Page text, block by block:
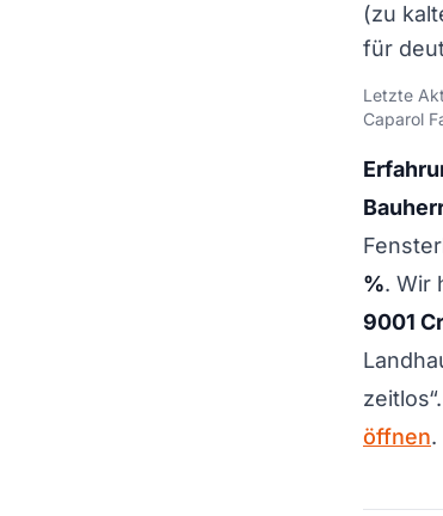
(zu
für
Letzte
Caparol
%. Wir
9001
öffnen.